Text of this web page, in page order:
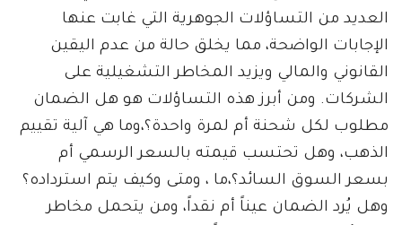
العديد من التساؤلات الجوهرية التي غابت عنها
الإجابات الواضحة، مما يخلق حالة من عدم اليقين
القانوني والمالي ويزيد المخاطر التشغيلية على
الشركات. ومن أبرز هذه التساؤلات هو هل الضمان
مطلوب لكل شحنة أم لمرة واحدة؟،وما هي آلية تقييم
الذهب، وهل تحتسب قيمته بالسعر الرسمي أم
بسعر السوق السائد؟،ما ، ومتى وكيف يتم استرداده؟
وهل يُرد الضمان عيناً أم نقداً، ومن يتحمل مخاطر